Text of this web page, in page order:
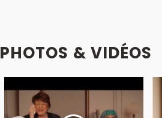
PHOTOS & VIDÉOS